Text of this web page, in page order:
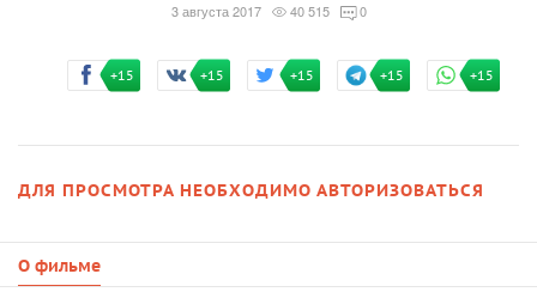
3 августа 2017 40 515 0
+15 +15 +15 +15 +15
ДЛЯ ПРОСМОТРА НЕОБХОДИМО АВТОРИЗОВАТЬСЯ
О фильме